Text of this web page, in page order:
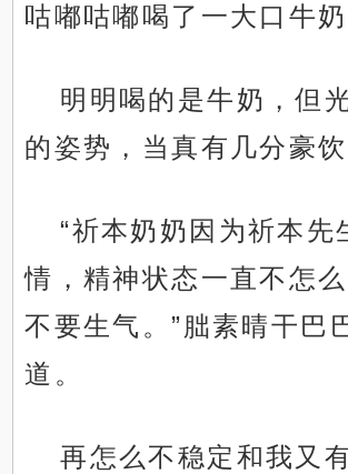
咕嘟咕嘟喝了一大口牛奶
明明喝的是牛奶，但
的姿势，当真有几分豪饮
“祈本奶奶因为祈本先
情，精神状态一直不怎
不要生气。”朏素晴干巴
道。
再怎么不稳定和我又